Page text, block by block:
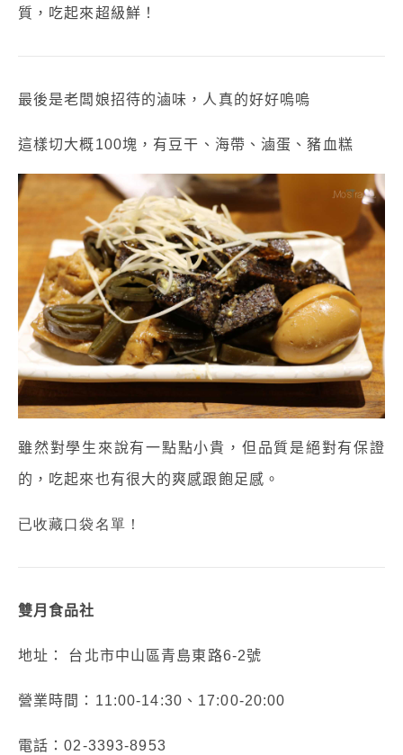
質， 吃起來超級鮮！
最後是老闆娘招待的滷味，人真的好好嗚嗚
這樣切大概100塊，有豆干、海帶、滷蛋、豬血糕
雖然對學生來說有一點點小貴，但品質是絕對有保證
的， 吃起來也有很大的爽感跟飽足感。
已收藏口袋名單！
雙月食品社
地址： 台北市中山區青島東路6-2號
營業時間：11:00-14:30、17:00-20:00
電話：02-3393-8953